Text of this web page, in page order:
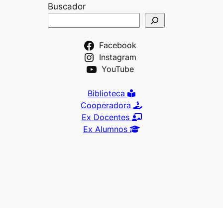
Buscador
Facebook
Instagram
YouTube
Biblioteca
Cooperadora
Ex Docentes
Ex Alumnos